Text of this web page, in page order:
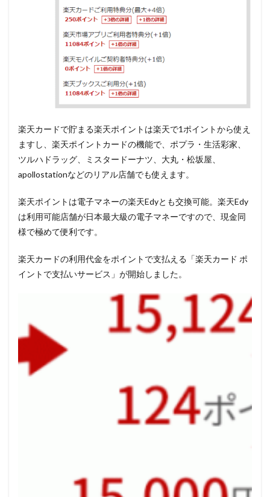
楽天カードで貯まる楽天ポイントは楽天で1ポイントから使え
ますし、楽天ポイントカードの機能で、ポプラ・生活彩家、
ツルハドラッグ、ミスタードーナツ、大丸・松坂屋、
apollostationなどのリアル店舗でも使えます。
楽天ポイントは電子マネーの楽天Edyとも交換可能。楽天Edy
は利用可能店舗が日本最大級の電子マネーですので、現金同
様で極めて便利です。
楽天カードの利用代金をポイントで支払える「楽天カード ポ
イントで支払いサービス」が開始しました。